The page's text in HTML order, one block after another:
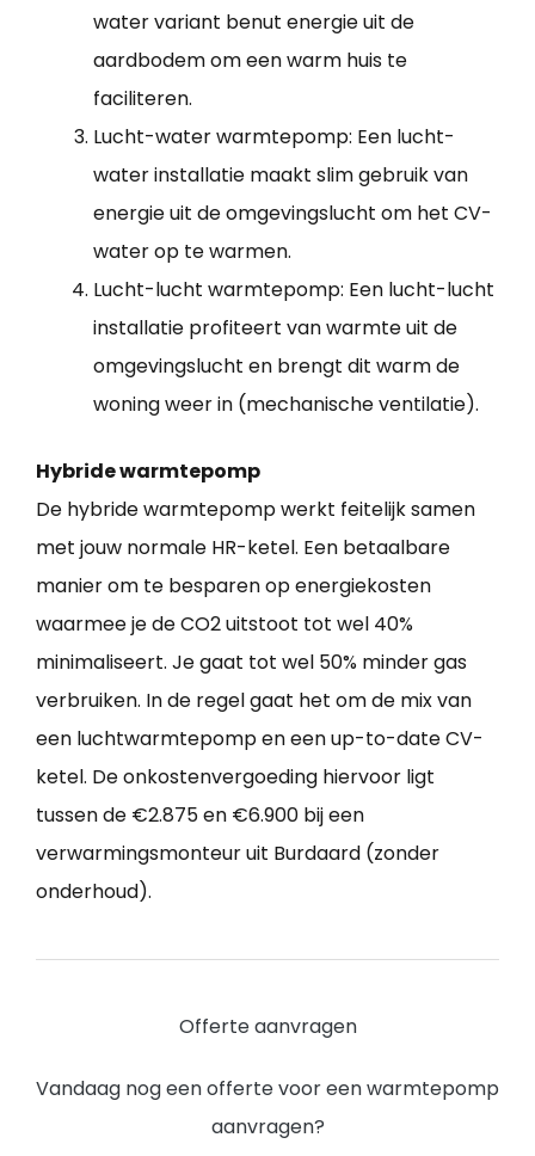
water variant benut energie uit de
aardbodem om een warm huis te
faciliteren.
Lucht-water warmtepomp: Een lucht-
water installatie maakt slim gebruik van
energie uit de omgevingslucht om het CV-
water op te warmen.
Lucht-lucht warmtepomp: Een lucht-lucht
installatie profiteert van warmte uit de
omgevingslucht en brengt dit warm de
woning weer in (mechanische ventilatie).
Hybride warmtepomp
De hybride warmtepomp werkt feitelijk samen
met jouw normale HR-ketel. Een betaalbare
manier om te besparen op energiekosten
waarmee je de CO2 uitstoot tot wel 40%
minimaliseert. Je gaat tot wel 50% minder gas
verbruiken. In de regel gaat het om de mix van
een luchtwarmtepomp en een up-to-date CV-
ketel. De onkostenvergoeding hiervoor ligt
tussen de €2.875 en €6.900 bij een
verwarmingsmonteur uit Burdaard (zonder
onderhoud).
Offerte aanvragen
Vandaag nog een offerte voor een warmtepomp
aanvragen?